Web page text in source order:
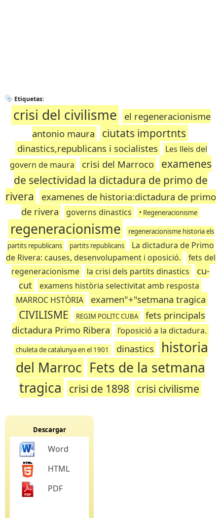
Etiquetas:
crisi del civilisme
el regeneracionisme
antonio maura
ciutats importnts
dinastics,republicans i socialistes
Les lleis del
govern de maura
crisi del Marroco
examenes
de selectividad la dictadura de primo de
rivera
examenes de historia:dictadura de primo
de rivera
governs dinastics • Regeneracionisme
regeneracionisme
regeneracionisme historia els
partits republicans
partits republicans
La dictadura de Primo
de Rivera: causes, desenvolupament i oposició.
fets del
regeneracionisme
la crisi dels partits dinastics
cu-
cut
examens història selectivitat amb resposta
MARROC HSTÒRIA
examen"+"setmana tragica
CIVILISME REGIM POLITC CUBA
fets principals
dictadura Primo Ribera
l’oposició a la dictadura.
chuleta de catalunya en el 1901 dinastics
historia
del Marroc Fets de la setmana
tragica
crisi de 1898 crisi civilisme
Descargar
Word
HTML
PDF